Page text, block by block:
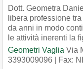
Dott. Geometra
libera professione
da anni in modo
le attività inerenti la
Geometri Vaglia Via
3393009096 | Fax: